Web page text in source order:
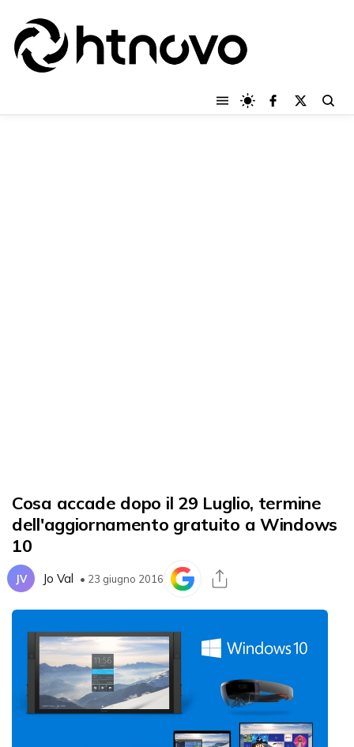
Cosa accade dopo il 29 Luglio, termine
dell'aggiornamento gratuito a Windows
10
JV Jo Val • 23 giugno 2016